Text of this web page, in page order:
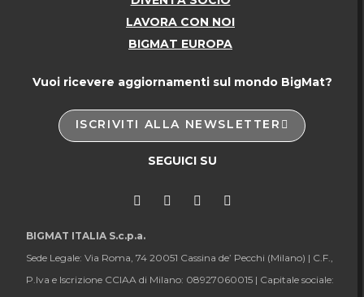
LAVORA CON NOI
BIGMAT EUROPA
Vuoi ricevere aggiornamenti sul mondo BigMat?
ISCRIVITI ALLA NEWSLETTER
SEGUICI SU
BIGMAT ITALIA S.c.p.a.
Sede Legale: Via Roma, 74 20051 Cassina de’ Pecchi (Milano) | C.F.,
P.Iva e Iscrizione CCIAA di Milano: 08927060015 | Capitale sociale: